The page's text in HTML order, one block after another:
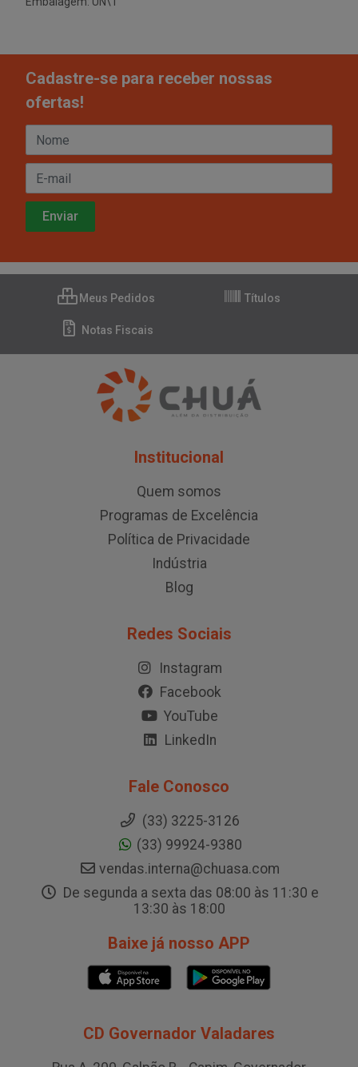
Cadastre-se para receber nossas
ofertas!
Meus Pedidos Títulos
Notas Fiscais
Institucional
Quem somos
Programas de Excelência
Política de Privacidade
Indústria
Blog
Redes Sociais
Instagram
Facebook
YouTube
LinkedIn
Fale Conosco
(33) 3225-3126
(33) 99924-9380
vendas.interna@chuasa.com
De segunda a sexta das 08:00 às 11:30 e
13:30 às 18:00
Baixe já nosso APP
CD Governador Valadares